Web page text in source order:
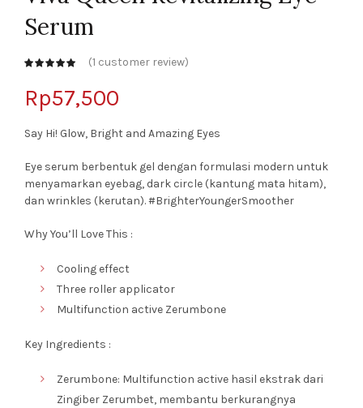
Serum
(1 customer review)
Rp57,500
Say Hi! Glow, Bright and Amazing Eyes
Eye serum berbentuk gel dengan formulasi modern untuk
menyamarkan eyebag, dark circle (kantung mata hitam),
dan wrinkles (kerutan). #BrighterYoungerSmoother
Why You’ll Love This :
Cooling effect
Three roller applicator
Multifunction active Zerumbone
Key Ingredients :
Zerumbone: Multifunction active hasil ekstrak dari
Zingiber Zerumbet, membantu berkurangnya